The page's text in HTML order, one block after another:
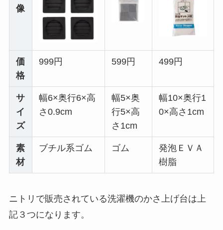
像
価
格
999円 599円 499円
サ
イ
ズ
幅6×奥行6×高
さ0.9cm
幅5×奥
行5×高
さ1cm
幅10×奥行1
0×高さ1cm
素
材
ブチル系ゴム ゴム
発泡ＥＶＡ
樹脂
ニトリで販売されている洗濯機のかさ上げ台は上
記３つになります。